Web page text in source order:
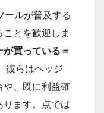
ールが普及する
とを歓迎しま
が買っている＝
彼らはヘッジ
や、既に利益確
ります。点では